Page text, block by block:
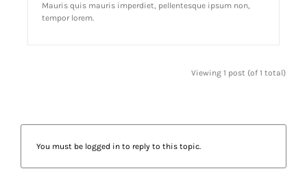
Mauris quis mauris imperdiet, pellentesque ipsum non,
tempor lorem.
Viewing 1 post (of 1 total)
You must be logged in to reply to this topic.